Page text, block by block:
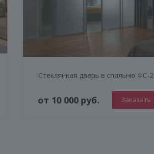
Стеклянная дверь в спальню ФС-2
от 10 000 руб. Заказать